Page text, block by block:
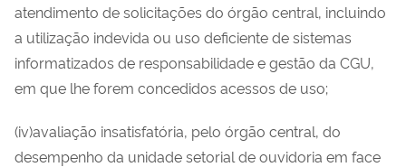
atendimento de solicitações do órgão central, incluindo
a utilização indevida ou uso deficiente de sistemas
informatizados de responsabilidade e gestão da CGU,
em que lhe forem concedidos acessos de uso;
(iv)avaliação insatisfatória, pelo órgão central, do
desempenho da unidade setorial de ouvidoria em face